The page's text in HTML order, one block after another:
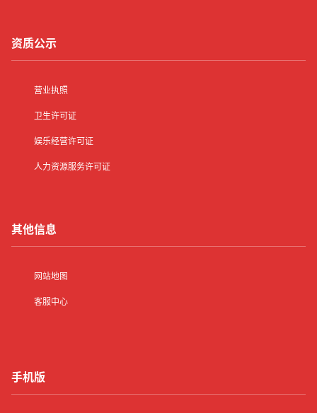
资质公示
营业执照
卫生许可证
娱乐经营许可证
人力资源服务许可证
其他信息
网站地图
客服中心
手机版